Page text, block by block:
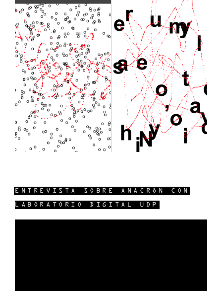
ENTREVISTA SOBRE ANACRÓN CON
LABORATORIO DIGITAL UDP